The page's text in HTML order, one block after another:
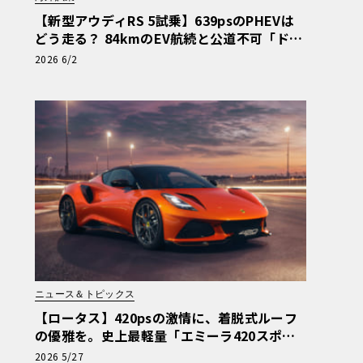
【新型アウディRS 5試乗】639psのPHEVは
どう走る？ 84kmのEV航続と公道不可「ドリ
フトモード」の強烈なコントラスト《LE VOL
2026 6/2
ニュース＆トピックス
【ロータス】420psの激情に、着脱式ルーフ
の優雅を。史上最軽量「エミーラ420スポー
ツ」誕生
2026 5/27